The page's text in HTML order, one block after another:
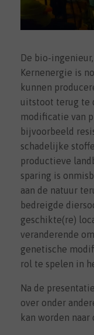
De bio-
Kernenergie is
kunnen
uitstoot terug te
modificatie van
bijvoorbeeld
schadelijke
productieve
sparing is
aan de natuur
bedreigde
geschikte(re)
veranderende
genetische
rol te spelen in
Na de
over onder
kan worden